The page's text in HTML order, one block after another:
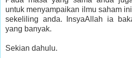
untuk menyampaikan ilmu saham
sekeliling anda. InsyaAllah ia
yang banyak.
Sekian dahulu.